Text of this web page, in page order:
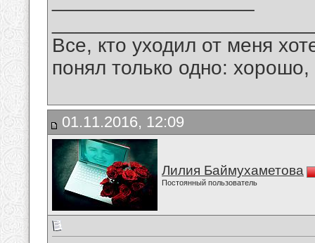
Все, кто уходил от меня
понял только одно:
01.11.2016, 12:09
Лилия Баймухаметова
Постоянный пользователь